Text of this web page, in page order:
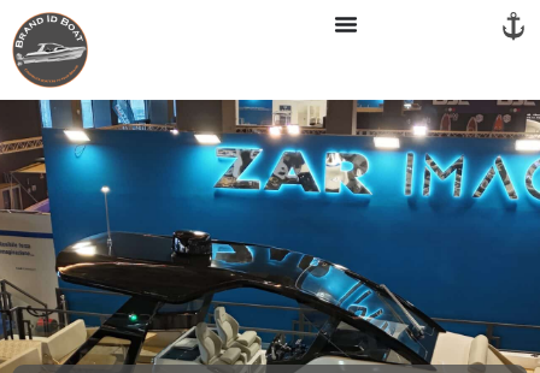
Panneau de gestion des cookies